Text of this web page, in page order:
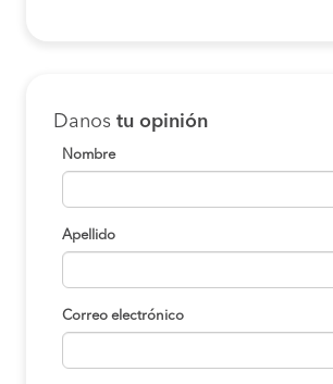
Danos tu opinión
Nombre
Apellido
Correo electrónico